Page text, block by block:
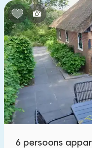
6 persoons